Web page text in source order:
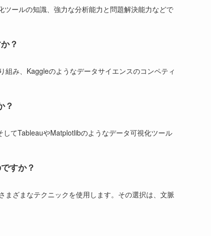
ールの知識、強力な分析能力と問題解決能力などで
？
み、Kaggleのようなデータサイエンスのコンペティ
？
てTableauやMatplotlibのようなデータ可視化ツール
すか？
ざまなテクニックを使用します。その選択は、文脈